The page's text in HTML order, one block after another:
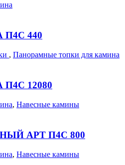
440
, Панорамные топки для камина
12080
, Навесные камины
АРТ П4С 800
, Навесные камины